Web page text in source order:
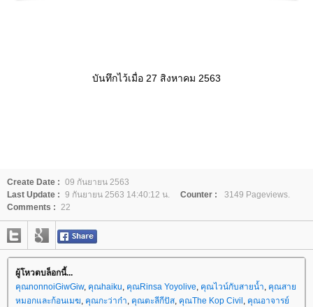
บันทึกไว้เมื่อ 27 สิงหาคม 2563
Create Date : 09 กันยายน 2563
Last Update : 9 กันยายน 2563 14:40:12 น. Counter :
3149 Pageviews.
Comments : 22
ผู้โหวตบล็อกนี้...
คุณnonnoiGiwGiw, คุณhaiku, คุณRinsa Yoyolive, คุณไวน์กับสายน้ำ, คุณสา
หมอกและก้อนเมฆ, คุณกะว่าก๋า, คุณตะลีกีปัส, คุณThe Kop Civil , คุณอาจารย์